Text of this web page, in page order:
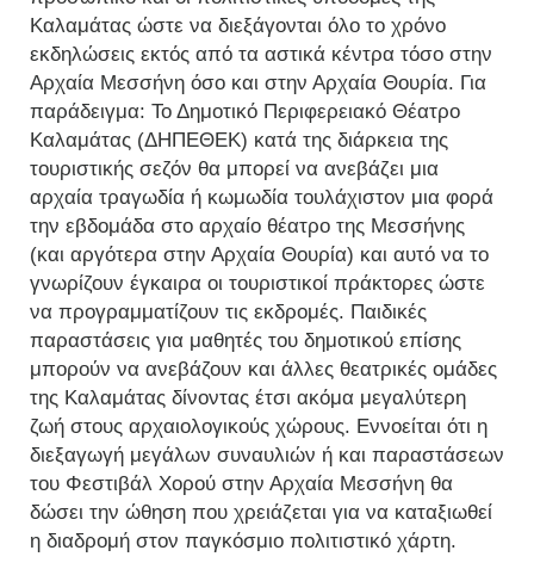
Καλαμάτας ώστε να διεξάγονται όλο το χρόνο
εκδηλώσεις εκτός από τα αστικά κέντρα τόσο στην
Αρχαία Μεσσήνη όσο και στην Αρχαία Θουρία. Για
παράδειγμα: Το Δημοτικό Περιφερειακό Θέατρο
Καλαμάτας (ΔΗΠΕΘΕΚ) κατά της διάρκεια της
τουριστικής σεζόν θα μπορεί να ανεβάζει μια
αρχαία τραγωδία ή κωμωδία τουλάχιστον μια φορά
την εβδομάδα στο αρχαίο θέατρο της Μεσσήνης
(και αργότερα στην Αρχαία Θουρία) και αυτό να το
γνωρίζουν έγκαιρα οι τουριστικοί πράκτορες ώστε
να προγραμματίζουν τις εκδρομές. Παιδικές
παραστάσεις για μαθητές του δημοτικού επίσης
μπορούν να ανεβάζουν και άλλες θεατρικές ομάδες
της Καλαμάτας δίνοντας έτσι ακόμα μεγαλύτερη
ζωή στους αρχαιολογικούς χώρους. Εννοείται ότι η
διεξαγωγή μεγάλων συναυλιών ή και παραστάσεων
του Φεστιβάλ Χορού στην Αρχαία Μεσσήνη θα
δώσει την ώθηση που χρειάζεται για να καταξιωθεί
η διαδρομή στον παγκόσμιο πολιτιστικό χάρτη.